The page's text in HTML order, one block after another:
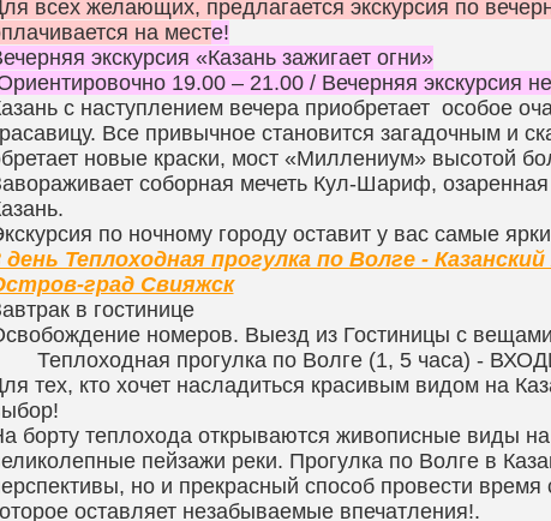
всех желающих, предлагается экскурсия по
на месте!
экскурсия «Казань зажигает огни»
19.00 – 21.00 / Вечерняя экскурсия
с наступлением вечера приобретает особое
Все привычное становится загадочным и
новые краски, мост «Миллениум» высотой
соборная мечеть Кул-Шариф,
по ночному городу оставит у вас самые
день Теплоходная прогулка по Волге -
град Свияжск
в гостинице
номеров. Выезд из Гостиницы с вещами
Теплоходная прогулка по Волге (1, 5 часа) -
тех, кто хочет насладиться красивым видом на
борту теплохода открываются живописные виды
пейзажи реки. Прогулка по Волге в
но и прекрасный способ провести
оставляет незабываемые впечатления!.